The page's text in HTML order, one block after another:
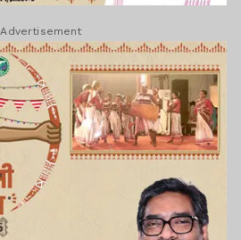
Advertisement